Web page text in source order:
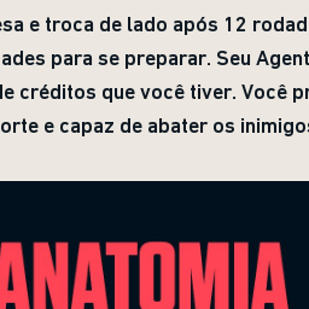
e troca de lado após 12
para se preparar. Seu
créditos que você tiver. Você
e capaz de abater os